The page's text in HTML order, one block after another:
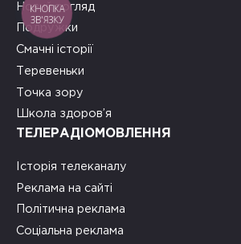
Новий погляд
Подружки
Смачні історії
Теревеньки
Точка зору
Школа здоров’я
ТЕЛЕРАДІОМОВЛЕННЯ
Історія телеканалу
Реклама на сайті
Політична реклама
Соціальна реклама
КНОПКА
ЗВ'ЯЗКУ